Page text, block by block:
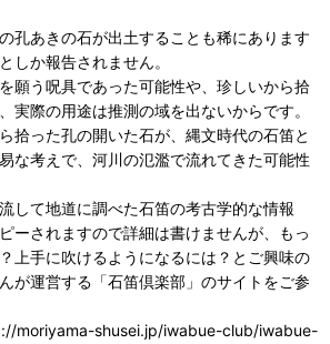
孔あきの石が出土することも稀にあります
しか報告されません。
願う呪具であった可能性や、珍しいから拾
実際の用途は推測の域を出ないからです。
拾った孔の開いた石が、縄文時代の石笛と
な考えで、河川の氾濫で流れてきた可能性
して地道に調べた石笛の考古学的な情報
ーされますので詳細は書けませんが、もっ
上手に吹けるようになるには？とご興味の
が運営する「石笛倶楽部」のサイトをご参
moriyama-shusei.jp/iwabue-club/iwabue-